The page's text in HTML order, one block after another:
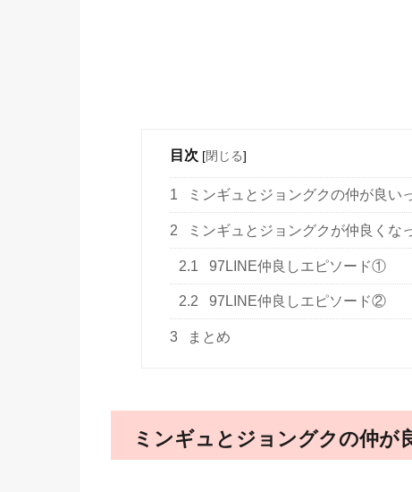
目次 [閉じる]
1 ミンギュとジョングクの仲が良い
2 ミンギュとジョングクが仲良くな
2.1 97LINE仲良しエピソード①
2.2 97LINE仲良しエピソード②
3 まとめ
ミンギュとジョングクの仲が